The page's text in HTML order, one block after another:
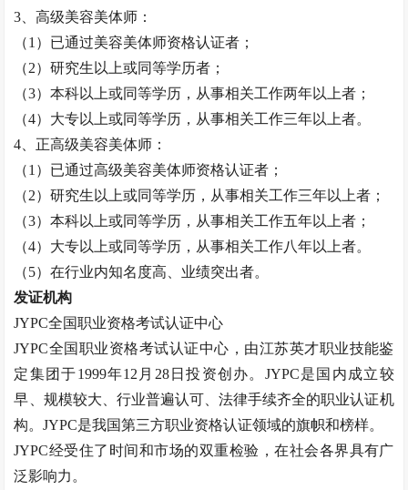
3、高级美容美体师 ：
（1）已通过美容美体师资格认证者；
（2）研究生以上或同等学历者；
（3）本科以上或同等学历，从事相关工作两年以上者；
（4）大专以上或同等学历，从事相关工作三年以上者。
4、正高级美容美体师 ：
（1）已通过高级美容美体师资格认证者；
（2）研究生以上或同等学历，从事相关工作三年以上者；
（3）本科以上或同等学历，从事相关工作五年以上者；
（4）大专以上或同等学历，从事相关工作八年以上者。
（5）在行业内知名度高、业绩突出者。
发证机构
JYPC全国职业资格考试认证中心
JYPC全国职业资格考试认证中心，由江苏英才职业技能鉴
定集团于1999年12月28日投资创办。JYPC是国内成立较
早、规模较大、行业普遍认可、法律手续齐全的职业认证机
构。JYPC是我国第三方职业资格认证领域的旗帜和榜样。
JYPC经受住了时间和市场的双重检验，在社会各界具有广
泛影响力。